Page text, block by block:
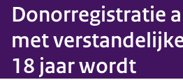
Donorregistratie
met
18 jaar wordt